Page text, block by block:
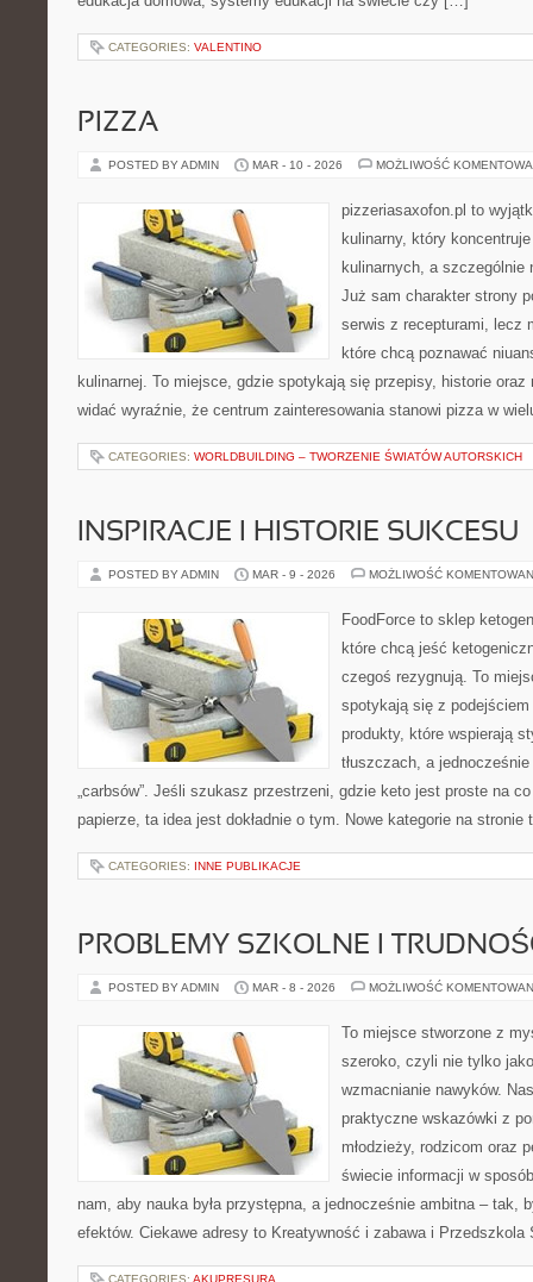
CATEGORIES: VALENTINO
PIZZA
POSTED BY ADMIN MAR - 10 - 2026 MOŻLIWOŚĆ
pizzeriasaxofon.pl to
kulinarny, który
kulinarnych, a szczególnie
Już sam charakter strony
serwis z recepturami, lecz
które chcą poznawać
kulinarnej. To miejsce, gdzie spotykają się przepisy, historie oraz
widać wyraźnie, że centrum zainteresowania stanowi pizza w
CATEGORIES: WORLDBUILDING – TWORZENIE ŚWIATÓW AUTORSKICH
INSPIRACJE I HISTORIE SUKCESU
POSTED BY ADMIN MAR - 9 - 2026 MOŻLIWOŚĆ
FoodForce to sklep
które chcą jeść
czegoś rezygnują. To
spotykają się z
produkty, które wspierają
tłuszczach, a
„carbsów”. Jeśli szukasz przestrzeni, gdzie keto jest proste na
papierze, ta idea jest dokładnie o tym. Nowe kategorie na
CATEGORIES: INNE PUBLIKACJE
PROBLEMY SZKOLNE I
POSTED BY ADMIN MAR - 8 - 2026 MOŻLIWOŚĆ
To miejsce stworzone z
szeroko, czyli nie tylko
wzmacnianie nawyków.
praktyczne wskazówki z
młodzieży, rodzicom oraz
świecie informacji w
nam, aby nauka była przystępna, a jednocześnie ambitna – tak,
efektów. Ciekawe adresy to Kreatywność i zabawa i
CATEGORIES: AKUPRESURA